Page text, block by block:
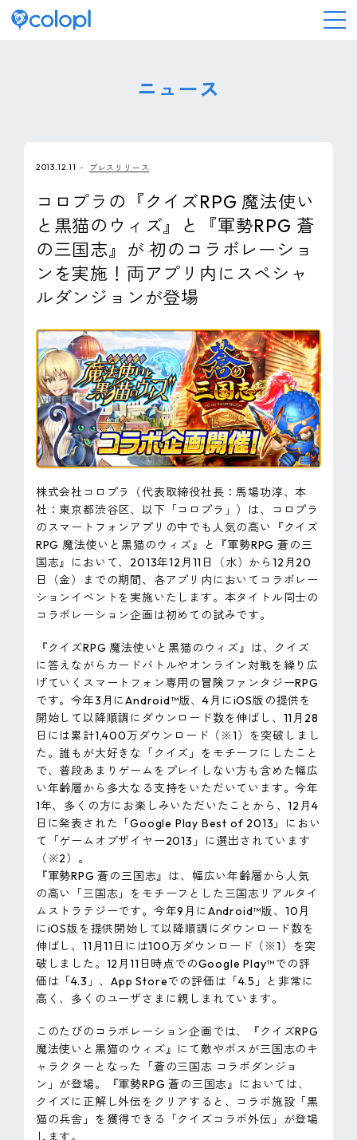
IR情報
採用情報
ピンマーク
EN
ニュース
2013.12.11 プレスリリース
コロプラの『クイズRPG 魔法使い
と黒猫のウィズ』と『軍勢RPG 蒼
の三国志』が 初のコラボレーショ
ンを実施！両アプリ内にスペシャ
ルダンジョンが登場
株式会社コロプラ（代表取締役社長：馬場功淳、本
社：東京都渋谷区、以下「コロプラ」）は、コロプラ
のスマートフォンアプリの中でも人気の高い『クイズ
RPG 魔法使いと黒猫のウィズ』と『軍勢RPG 蒼の三
国志』において、2013年12月11日（水）から12月20
日（金）までの期間、各アプリ内においてコラボレー
ションイベントを実施いたします。本タイトル同士の
コラボレーション企画は初めての試みです。
『クイズRPG 魔法使いと黒猫のウィズ』は、クイズ
に答えながらカードバトルやオンライン対戦を繰り広
げていくスマートフォン専用の冒険ファンタジーRPG
です。今年3月にAndroid™版、4月にiOS版の提供を
開始して以降順調にダウンロード数を伸ばし、11月28
日には累計1,400万ダウンロード（※1）を突破しまし
た。誰もが大好きな「クイズ」をモチーフにしたこと
で、普段あまりゲームをプレイしない方も含めた幅広
い年齢層から多大なる支持をいただいています。今年
1年、多くの方にお楽しみいただいたことから、12月4
日に発表された「Google Play Best of 2013」におい
て「ゲームオブザイヤー2013」に選出されています
（※2）。
『軍勢RPG 蒼の三国志』は、幅広い年齢層から人気
の高い「三国志」をモチーフとした三国志リアルタイ
ムストラテジーです。今年9月にAndroid™版、10月
にiOS版を提供開始して以降順調にダウンロード数を
伸ばし、11月11日には100万ダウンロード（※1）を突
破しました。12月11日時点でのGoogle Play™での評
価は「4.3」、App Storeでの評価は「4.5」と非常に
高く、多くのユーザさまに親しまれています。
このたびのコラボレーション企画では、『クイズRPG
魔法使いと黒猫のウィズ』にて敵やボスが三国志のキ
ャラクターとなった「蒼の三国志 コラボダンジョ
ン」が登場。『軍勢RPG 蒼の三国志』においては、
クイズに正解し外伝をクリアすると、コラボ施設「黒
猫の兵舎」を獲得できる「クイズコラボ外伝」が登場